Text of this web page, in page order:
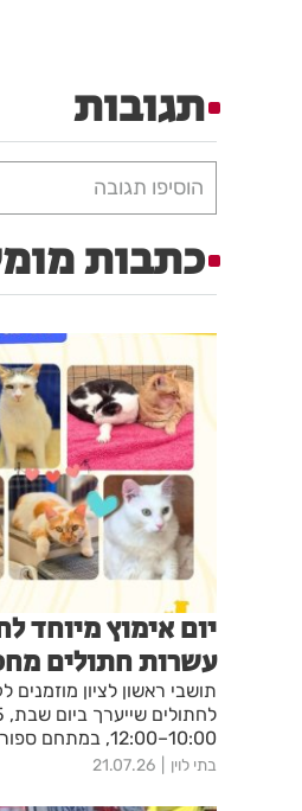
תגובות
הוסיפו תגובה
כתבות
יום אימוץ מיוחד
עשרות חתולים
תושבי ראשון לציון
10:00–12:00, במתחם ספורטכיף ראשון לציון.
בתי לוין 21.07.26